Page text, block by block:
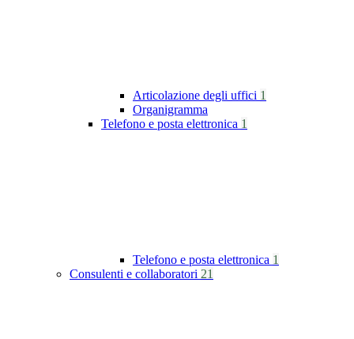
Articolazione degli uffici 1
Organigramma
Telefono e posta elettronica 1
Telefono e posta elettronica 1
Consulenti e collaboratori 21